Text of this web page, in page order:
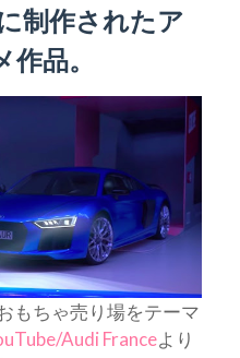
制作されたア
品。
もちゃ売り場をテーマ
Audi Franceより